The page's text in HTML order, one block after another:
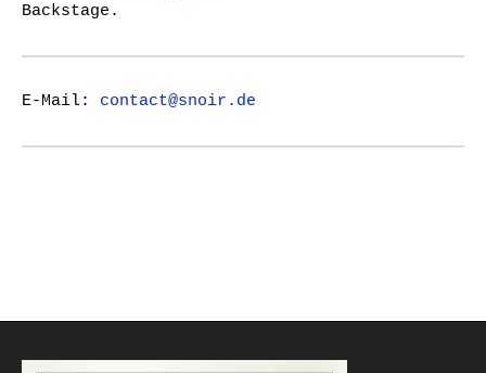
Backstage.
E-Mail: contact@snoir.de